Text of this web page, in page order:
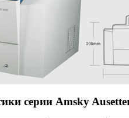
серии Amsky